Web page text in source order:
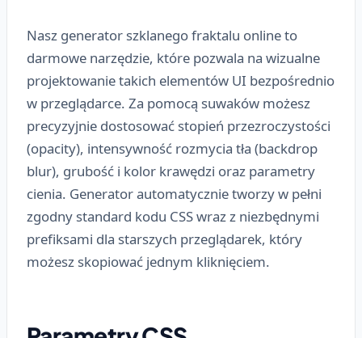
Nasz generator szklanego fraktalu online to
darmowe narzędzie, które pozwala na wizualne
projektowanie takich elementów UI bezpośrednio
w przeglądarce. Za pomocą suwaków możesz
precyzyjnie dostosować stopień przezroczystości
(opacity), intensywność rozmycia tła (backdrop
blur), grubość i kolor krawędzi oraz parametry
cienia. Generator automatycznie tworzy w pełni
zgodny standard kodu CSS wraz z niezbędnymi
prefiksami dla starszych przeglądarek, który
możesz skopiować jednym kliknięciem.